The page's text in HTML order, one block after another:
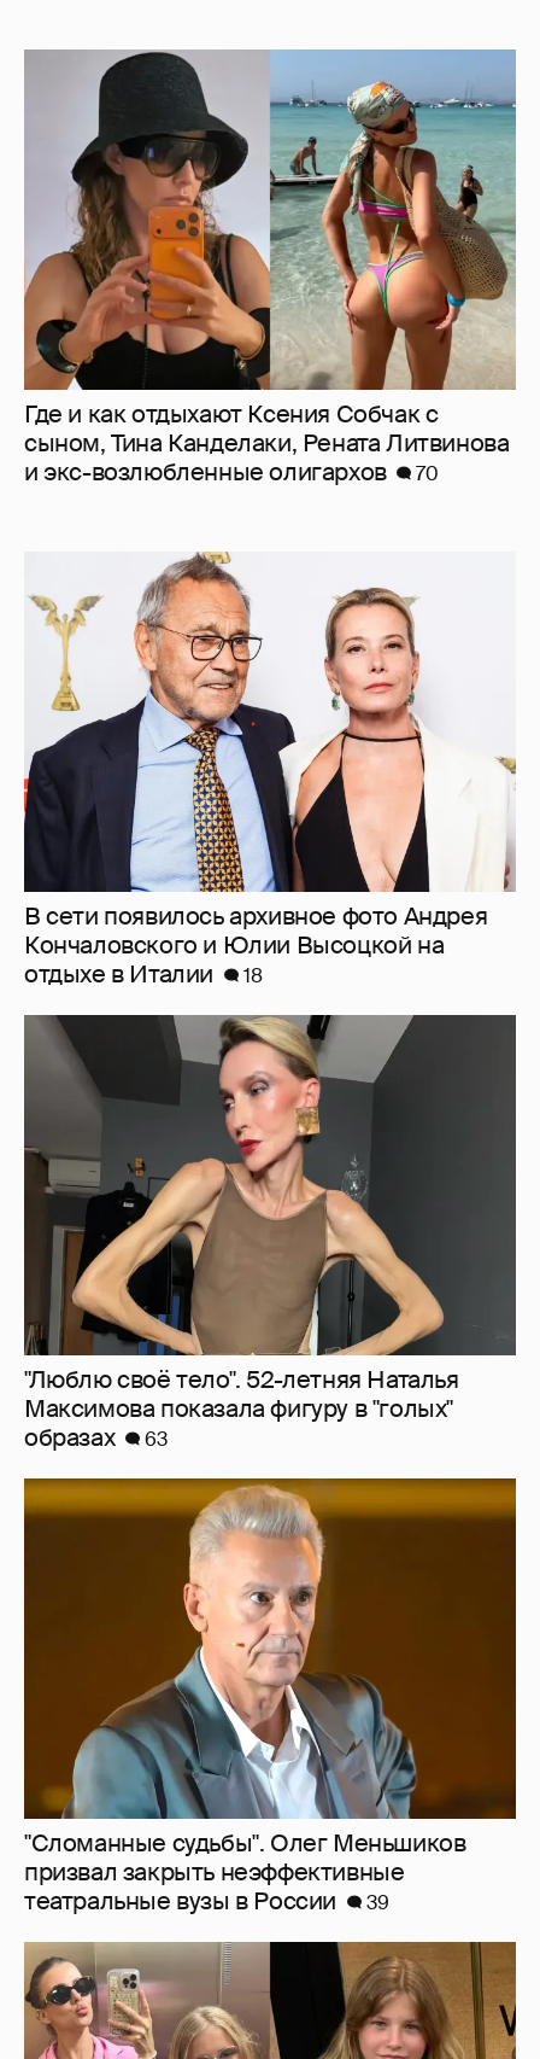
Где и как отдыхают Ксения Собчак с
сыном, Тина Канделаки, Рената Литвинова
и экс-возлюбленные олигархов
70
В сети появилось архивное фото Андрея
Кончаловского и Юлии Высоцкой на
отдыхе в Италии
18
"Люблю своё тело". 52-летняя Наталья
Максимова показала фигуру в "голых"
образах
63
"Сломанные судьбы". Олег Меньшиков
призвал закрыть неэффективные
театральные вузы в России
39